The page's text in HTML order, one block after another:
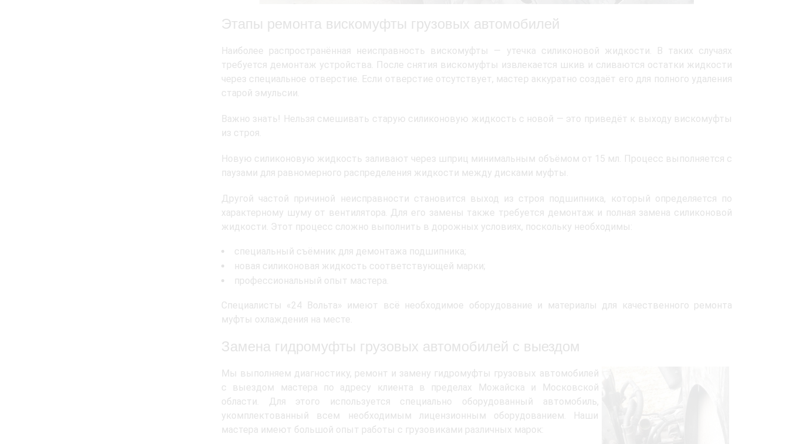
Этапы ремонта вискомуфты грузовых автомобилей
Наиболее распространённая неисправность вискомуфты — утечка силиконовой жидкости. В таких случаях
требуется демонтаж устройства. После снятия вискомуфты извлекается шкив и сливаются остатки жидкости
через специальное отверстие. Если отверстие отсутствует, мастер аккуратно создаёт его для полного удаления
старой эмульсии.
Важно знать! Нельзя смешивать старую силиконовую жидкость с новой — это приведёт к выходу вискомуфты
из строя.
Новую силиконовую жидкость заливают через шприц минимальным объёмом от 15 мл. Процесс выполняется с
паузами для равномерного распределения жидкости между дисками муфты.
Другой частой причиной неисправности становится выход из строя подшипника, который определяется по
характерному шуму от вентилятора. Для его замены также требуется демонтаж и полная замена силиконовой
жидкости. Этот процесс сложно выполнить в дорожных условиях, поскольку необходимы:
специальный съёмник для демонтажа подшипника;
новая силиконовая жидкость соответствующей марки;
профессиональный опыт мастера.
Специалисты «24 Вольта» имеют всё необходимое оборудование и материалы для качественного ремонта
муфты охлаждения на месте.
Замена гидромуфты грузовых автомобилей с выездом
Мы выполняем диагностику, ремонт и замену гидромуфты грузовых автомобилей
с выездом мастера по адресу клиента в пределах Можайска и Московской
области. Для этого используется специально оборудованный автомобиль,
укомплектованный всем необходимым лицензионным оборудованием. Наши
мастера имеют большой опыт работы с грузовиками различных марок: